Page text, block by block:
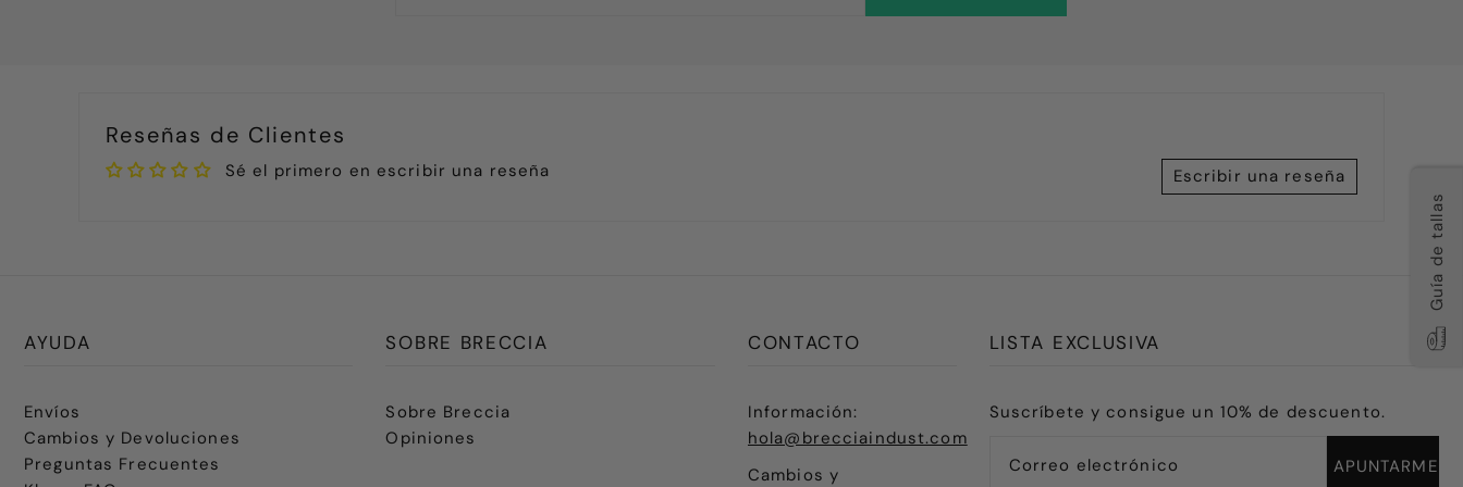
Reseñas de Clientes
Sé el primero en escribir una reseña Escribir una reseña
AYUDA
Envíos
Cambios y Devoluciones
Preguntas Frecuentes
SOBRE BRECCIA
Sobre Breccia
Opiniones
CONTACTO
Información:
hola@brecciaindust.com
Cambios y
LISTA EXCLUSIVA
Suscríbete y consigue un 10% de descuento.
Guía de tallas